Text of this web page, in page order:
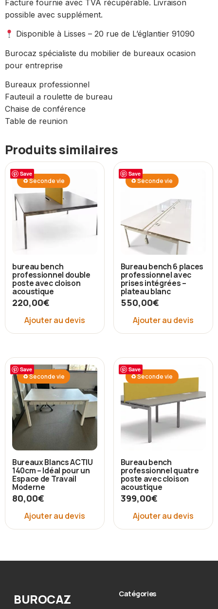
Facture fournie avec TVA récupérable. Livraison
possible avec supplément.
Disponible à Lisses – 20 rue de L’églantier 91090
Burocaz spécialiste du mobilier de bureaux ocasion
pour entreprise
Bureaux professionnel
Fauteuil a roulette de bureau
Chaise de conférence
Table de reunion
Produits similaires
Save
♻ Seconde vie
bureau bench
professionnel double
poste avec cloison
acoustique
220,00€
Ajouter au devis
Save
♻ Seconde vie
Bureau bench 6 places
professionnel avec
prises intégrées –
plateau blanc
550,00€
Ajouter au devis
Save
♻ Seconde vie
Bureaux Blancs ACTIU
140cm – Idéal pour un
Espace de Travail
Moderne
80,00€
Ajouter au devis
Save
♻ Seconde vie
Bureau bench
professionnel quatre
poste avec cloison
acoustique
399,00€
Ajouter au devis
BUROCAZ Catégories